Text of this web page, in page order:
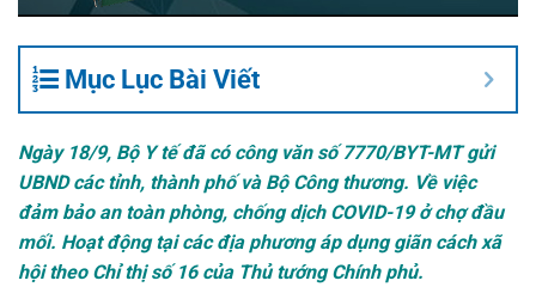
Mục Lục Bài Viết
Ngày 18/9, Bộ Y tế đã có công văn số 7770/BYT-MT gửi
UBND các tỉnh, thành phố và Bộ Công thương. Về việc
đảm bảo an toàn phòng, chống dịch COVID-19 ở chợ đầu
mối. Hoạt động tại các địa phương áp dụng giãn cách xã
hội theo Chỉ thị số 16 của Thủ tướng Chính phủ.